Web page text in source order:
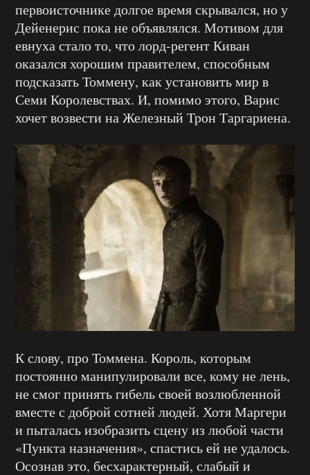
первоисточнике долгое время скрывался, но у
Дейенерис пока не объявлялся. Мотивом для
евнуха стало то, что лорд-регент Киван
оказался хорошим правителем, способным
подсказать Томмену, как установить мир в
Семи Королевствах. И, помимо этого, Варис
хочет возвести на Железный Трон Таргариена.
К слову, про Томмена. Король, которым
постоянно манипулировали все, кому не лень,
не смог принять гибель своей возлюбленной
вместе с доброй сотней людей. Хотя Маргери
и пыталась изобразить сцену из любой части
«Пункта назначения», спастись ей не удалось.
Осознав это, бесхарактерный, слабый и